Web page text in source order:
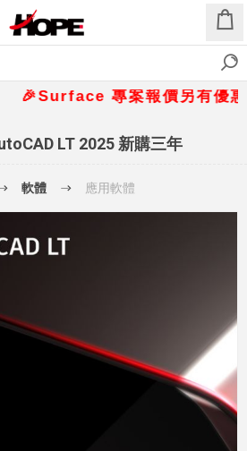
🎉Surface 專案報價另有優惠
LT 2025 新購三年
軟體 應用軟體